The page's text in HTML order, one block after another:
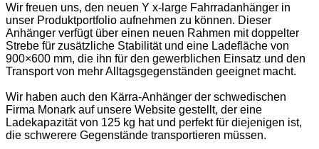
Wir freuen uns, den neuen Y x-large Fahrradanhänger in
unser Produktportfolio aufnehmen zu können. Dieser
Anhänger verfügt über einen neuen Rahmen mit doppelter
Strebe für zusätzliche Stabilität und eine Ladefläche von
900×600 mm, die ihn für den gewerblichen Einsatz und den
Transport von mehr Alltagsgegenständen geeignet macht.
Wir haben auch den Kärra-Anhänger der schwedischen
Firma Monark auf unsere Website gestellt, der eine
Ladekapazität von 125 kg hat und perfekt für diejenigen ist,
die schwerere Gegenstände transportieren müssen.